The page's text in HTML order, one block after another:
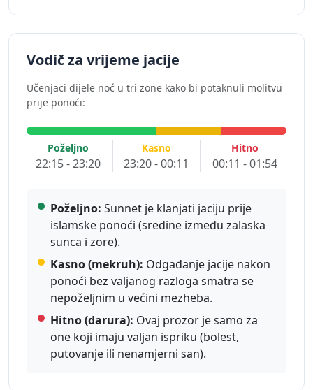
Vodič za vrijeme jacije
Učenjaci dijele noć u tri zone kako bi potaknuli molitvu
prije ponoći:
Poželjno
22:15 - 23:20
Kasno
23:20 - 00:11
Hitno
00:11 - 01:54
Poželjno: Sunnet je klanjati jaciju prije
islamske ponoći (sredine između zalaska
sunca i zore).
Kasno (mekruh): Odgađanje jacije nakon
ponoći bez valjanog razloga smatra se
nepoželjnim u većini mezheba.
Hitno (darura): Ovaj prozor je samo za
one koji imaju valjan ispriku (bolest,
putovanje ili nenamjerni san).